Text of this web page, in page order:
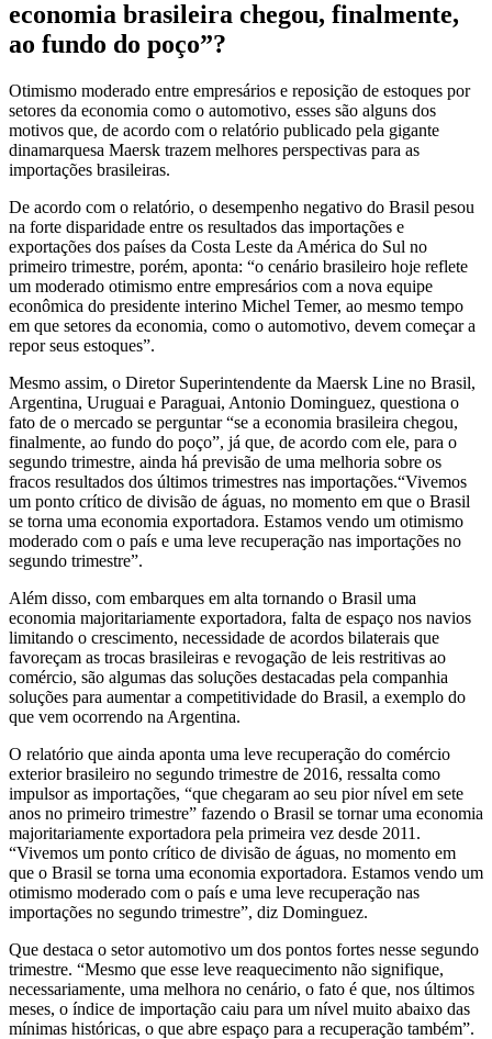
economia brasileira chegou, finalmente,
ao fundo do poço”?
Otimismo moderado entre empresários e reposição de estoques por
setores da economia como o automotivo, esses são alguns dos
motivos que, de acordo com o relatório publicado pela gigante
dinamarquesa Maersk trazem melhores perspectivas para as
importações brasileiras.
De acordo com o relatório, o desempenho negativo do Brasil pesou
na forte disparidade entre os resultados das importações e
exportações dos países da Costa Leste da América do Sul no
primeiro trimestre, porém, aponta: “o cenário brasileiro hoje reflete
um moderado otimismo entre empresários com a nova equipe
econômica do presidente interino Michel Temer, ao mesmo tempo
em que setores da economia, como o automotivo, devem começar a
repor seus estoques”.
Mesmo assim, o Diretor Superintendente da Maersk Line no Brasil,
Argentina, Uruguai e Paraguai, Antonio Dominguez, questiona o
fato de o mercado se perguntar “se a economia brasileira chegou,
finalmente, ao fundo do poço”, já que, de acordo com ele, para o
segundo trimestre, ainda há previsão de uma melhoria sobre os
fracos resultados dos últimos trimestres nas importações.“Vivemos
um ponto crítico de divisão de águas, no momento em que o Brasil
se torna uma economia exportadora. Estamos vendo um otimismo
moderado com o país e uma leve recuperação nas importações no
segundo trimestre”.
Além disso, com embarques em alta tornando o Brasil uma
economia majoritariamente exportadora, falta de espaço nos navios
limitando o crescimento, necessidade de acordos bilaterais que
favoreçam as trocas brasileiras e revogação de leis restritivas ao
comércio, são algumas das soluções destacadas pela companhia
soluções para aumentar a competitividade do Brasil, a exemplo do
que vem ocorrendo na Argentina.
O relatório que ainda aponta uma leve recuperação do comércio
exterior brasileiro no segundo trimestre de 2016, ressalta como
impulsor as importações, “que chegaram ao seu pior nível em sete
anos no primeiro trimestre” fazendo o Brasil se tornar uma economia
majoritariamente exportadora pela primeira vez desde 2011.
“Vivemos um ponto crítico de divisão de águas, no momento em
que o Brasil se torna uma economia exportadora. Estamos vendo um
otimismo moderado com o país e uma leve recuperação nas
importações no segundo trimestre”, diz Dominguez.
Que destaca o setor automotivo um dos pontos fortes nesse segundo
trimestre. “Mesmo que esse leve reaquecimento não signifique,
necessariamente, uma melhora no cenário, o fato é que, nos últimos
meses, o índice de importação caiu para um nível muito abaixo das
mínimas históricas, o que abre espaço para a recuperação também”.